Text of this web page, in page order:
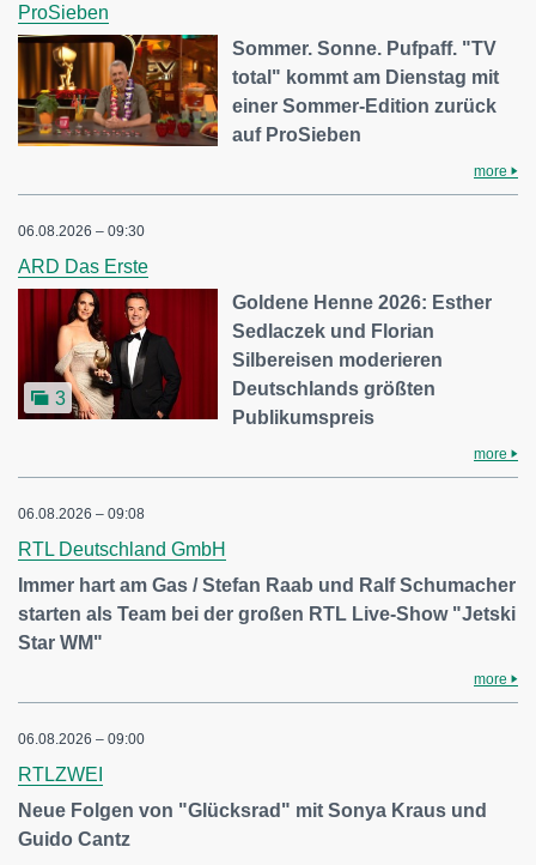
ProSieben
Sommer. Sonne. Pufpaff. "TV
total" kommt am Dienstag mit
einer Sommer-Edition zurück
auf ProSieben
more
06.08.2026 – 09:30
ARD Das Erste
3
Goldene Henne 2026: Esther
Sedlaczek und Florian
Silbereisen moderieren
Deutschlands größten
Publikumspreis
more
06.08.2026 – 09:08
RTL Deutschland GmbH
Immer hart am Gas / Stefan Raab und Ralf Schumacher
starten als Team bei der großen RTL Live-Show "Jetski
Star WM"
more
06.08.2026 – 09:00
RTLZWEI
Neue Folgen von "Glücksrad" mit Sonya Kraus und
Guido Cantz